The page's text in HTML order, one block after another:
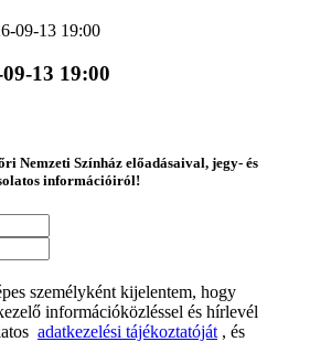
09-13 19:00
13 19:00
Nemzeti Színház előadásaival, jegy- és
információiról!
személyként kijelentem, hogy
információközléssel és hírlevél
adatkezelési tájékoztatóját , és